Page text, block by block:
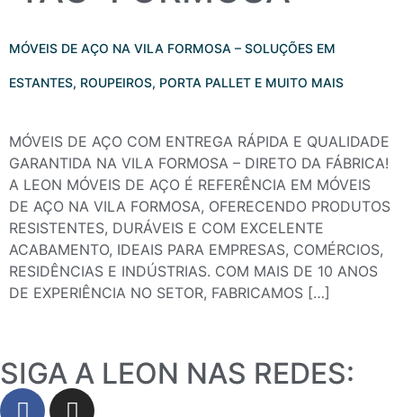
MÓVEIS DE AÇO NA VILA FORMOSA – SOLUÇÕES EM
ESTANTES, ROUPEIROS, PORTA PALLET E MUITO MAIS
MÓVEIS DE AÇO COM ENTREGA RÁPIDA E QUALIDADE
GARANTIDA NA VILA FORMOSA – DIRETO DA FÁBRICA!
A LEON MÓVEIS DE AÇO É REFERÊNCIA EM MÓVEIS
DE AÇO NA VILA FORMOSA, OFERECENDO PRODUTOS
RESISTENTES, DURÁVEIS E COM EXCELENTE
ACABAMENTO, IDEAIS PARA EMPRESAS, COMÉRCIOS,
RESIDÊNCIAS E INDÚSTRIAS. COM MAIS DE 10 ANOS
DE EXPERIÊNCIA NO SETOR, FABRICAMOS […]
SIGA A LEON NAS REDES: